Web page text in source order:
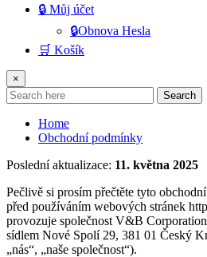
🔒 Můj účet
🔒Obnova Hesla
🛒 Košík
×
Search
Home
Obchodní podmínky
Poslední aktualizace: 11. května 2025
Pečlivě si prosím přečtěte tyto
před používáním webových stránek
provozuje společnost V&B
sídlem Nové Spolí 29, 381 01 Český
„nás“, „naše společnost“).